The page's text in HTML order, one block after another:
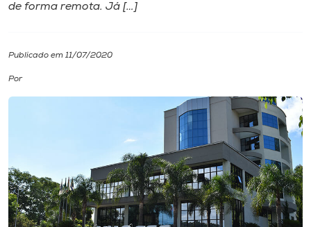
Cultura
CPA
Biblioteca
Rádio
Museu
de forma remota. Já […]
Publicado em 11/07/2020
Por